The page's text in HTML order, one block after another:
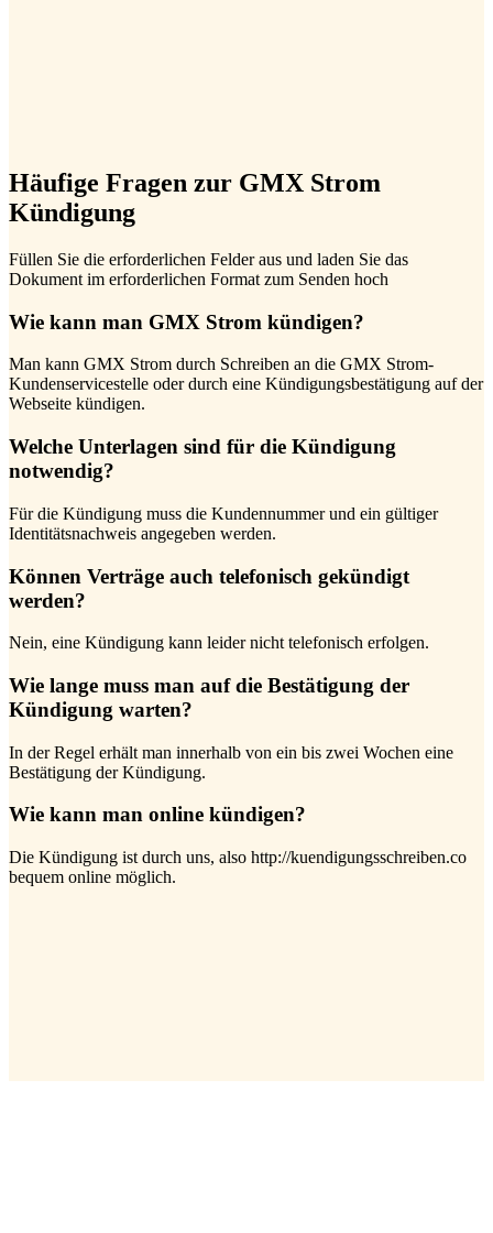
Häufige Fragen zur GMX Strom
Kündigung
Füllen Sie die erforderlichen Felder aus und laden Sie das
Dokument im erforderlichen Format zum Senden hoch
Wie kann man GMX Strom kündigen?
Man kann GMX Strom durch Schreiben an die GMX Strom-
Kundenservicestelle oder durch eine Kündigungsbestätigung auf der
Webseite kündigen.
Welche Unterlagen sind für die Kündigung
notwendig?
Für die Kündigung muss die Kundennummer und ein gültiger
Identitätsnachweis angegeben werden.
Können Verträge auch telefonisch gekündigt
werden?
Nein, eine Kündigung kann leider nicht telefonisch erfolgen.
Wie lange muss man auf die Bestätigung der
Kündigung warten?
In der Regel erhält man innerhalb von ein bis zwei Wochen eine
Bestätigung der Kündigung.
Wie kann man online kündigen?
Die Kündigung ist durch uns, also http://kuendigungsschreiben.co
bequem online möglich.